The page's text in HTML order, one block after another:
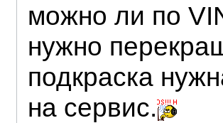
можно ли по
нужно
подкраска
на сервис.